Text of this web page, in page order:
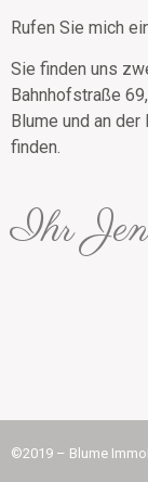
Rufen Sie mich
Sie finden uns
Bahnhofstraße
Blume und an
finden.
Ihr
©2019 – Blume